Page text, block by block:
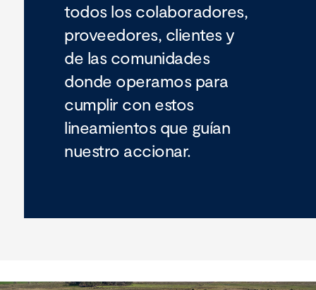
todos los colaboradores,
proveedores, clientes y
de las comunidades
donde operamos para
cumplir con estos
lineamientos que guían
nuestro accionar.